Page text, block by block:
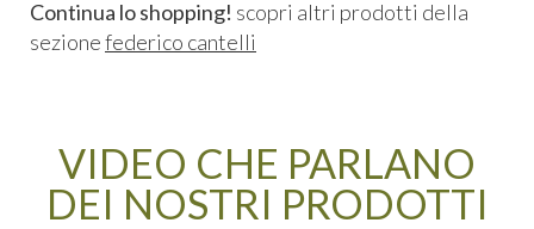
Continua lo shopping! scopri altri prodotti della
sezionefederico cantelli
VIDEO CHE PARLANO
DEI NOSTRI PRODOTTI